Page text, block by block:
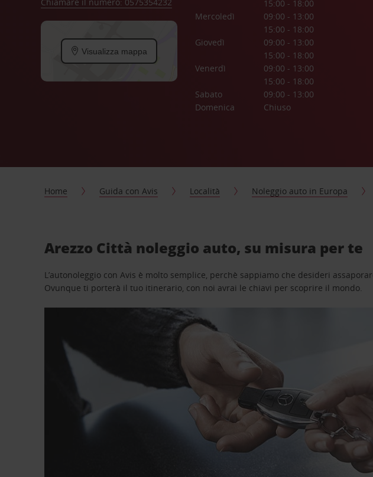
Visualizza mappa
15:00 - 18:00
Mercoledì
09:00 - 13:00
15:00 - 18:00
Giovedì
09:00 - 13:00
15:00 - 18:00
Venerdì
09:00 - 13:00
15:00 - 18:00
Sabato
09:00 - 13:00
Domenica
Chiuso
Home Guida con Avis Località Noleggio auto in Europa
Arezzo Città noleggio auto, su misura per te
L’autonoleggio con Avis è molto semplice, perchè sappiamo che desideri
Ovunque ti porterà il tuo itinerario, con noi avrai le chiavi per scoprire il mondo.